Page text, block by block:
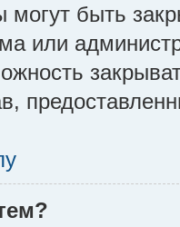
быть
или